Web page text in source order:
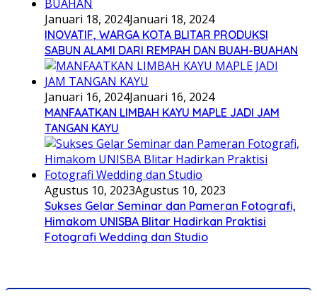
Januari 18, 2024Januari 18, 2024
INOVATIF, WARGA KOTA BLITAR PRODUKSI
SABUN ALAMI DARI REMPAH DAN BUAH-BUAHAN
Januari 16, 2024Januari 16, 2024
MANFAATKAN LIMBAH KAYU MAPLE JADI JAM
TANGAN KAYU
Agustus 10, 2023Agustus 10, 2023
Sukses Gelar Seminar dan Pameran Fotografi,
Himakom UNISBA Blitar Hadirkan Praktisi
Fotografi Wedding dan Studio